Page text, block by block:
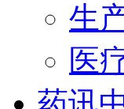
生
医